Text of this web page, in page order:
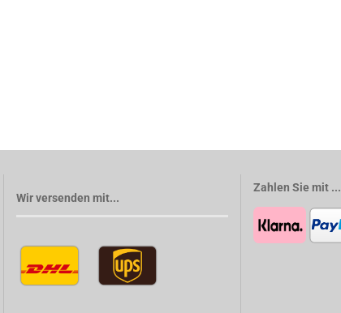
Wir versenden mit...
Zahlen Sie mit ...